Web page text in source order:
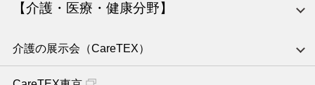
【介護・医療・健康分野】
介護の展示会（CareTEX）